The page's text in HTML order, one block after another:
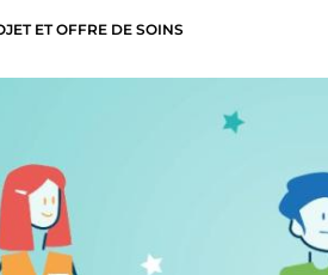
ET OFFRE DE SOINS